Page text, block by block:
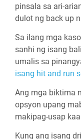
pinsala sa ari-
dulot ng back up
Sa ilang mga
sanhi ng isang
umalis sa
isang hit and run
Ang mga biktima
opsyon upang
makipag-usap
Kung ang isang